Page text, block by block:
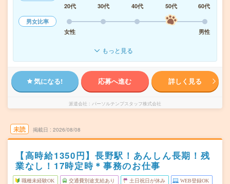
20代
30代 40代 50代
60代
男女比率
女性
男性
もっと見る
気になる! 応募へ進む 詳しく見る
派遣会社 パーソルテンプスタッフ株式会社
未読 掲載日 2026/08/08
【高時給1350円】長野駅！あんしん長期！残
業なし！17時定時＊事務のお仕事
職種未経験OK 交通費別途支給あり 土日祝日が休み WEB登録OK